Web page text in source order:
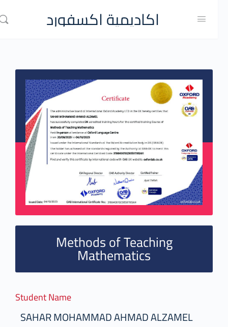
اكاديمية اكسفورد
Methods of Teaching
Mathematics
Student Name
SAHAR MOHAMMAD AHMAD ALZAMEL